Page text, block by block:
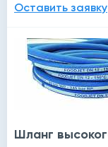
Оставить заявку
Шланг